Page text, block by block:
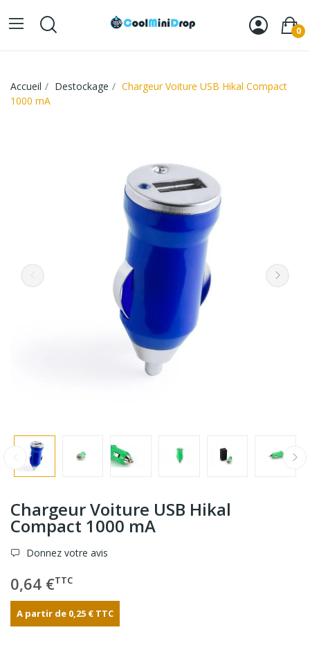
0
Accueil Destockage
Chargeur Voiture USB Hikal Compact
1000 mA
Chargeur Voiture USB Hikal
Compact 1000 mA
Donnez votre avis
0,64 €TTC
A partir de 0,25 € TTC